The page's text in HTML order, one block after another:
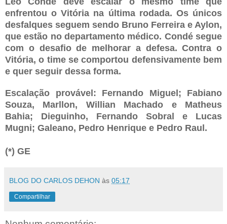
enfrentou o Vitória na última rodada. Os únicos
desfalques seguem sendo Bruno Ferreira e Aylon,
que estão no departamento médico. Condé segue
com o desafio de melhorar a defesa. Contra o
Vitória, o time se comportou defensivamente bem
e quer seguir dessa forma.
Escalação provável: Fernando Miguel; Fabiano
Souza, Marllon, Willian Machado e Matheus
Bahia; Dieguinho, Fernando Sobral e Lucas
Mugni; Galeano, Pedro Henrique e Pedro Raul.
(*) GE
BLOG DO CARLOS DEHON às 05:17
Compartilhar